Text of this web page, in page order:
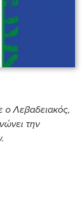
Λεβαδειακός,
την